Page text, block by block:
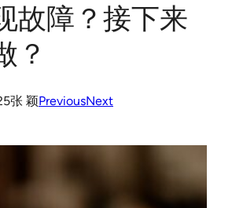
故障？接下来
？
张 颖PreviousNext